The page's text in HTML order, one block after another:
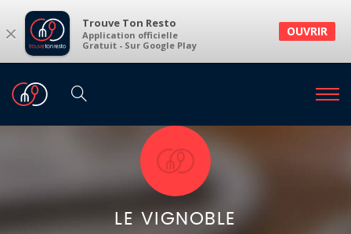
× Trouve Ton Resto
Application officielle
Gratuit - Sur Google Play
OUVRIR
LE VIGNOBLE